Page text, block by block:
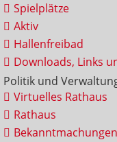
Spielplätze
Aktiv
Hallenfreibad
Downloads, Links
Politik und
Virtuelles Rathaus
Rathaus
Bekanntmachungen